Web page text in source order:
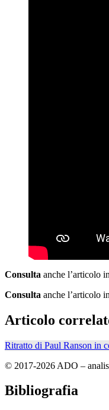
Consulta anche l’articolo
Consulta anche l’articolo
Articolo
Ritratto di Paul Ranson in
© 2017-2026 ADO –
Bibliografia